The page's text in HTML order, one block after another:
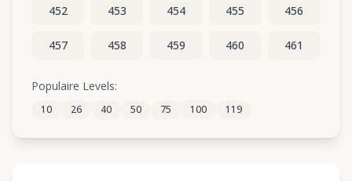
452 453 454 455 456
457 458 459 460 461
462 463
467 468 469 470
Populaire Levels:
10 26 40 50 75 100 119